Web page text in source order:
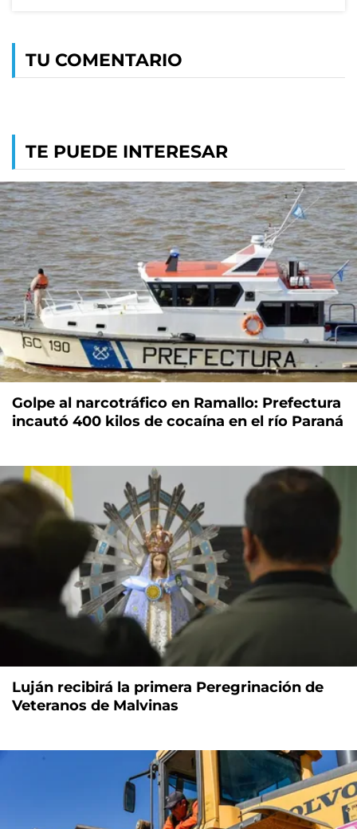
TU COMENTARIO
TE PUEDE INTERESAR
Golpe al narcotráfico en Ramallo: Prefectura
incautó 400 kilos de cocaína en el río Paraná
Luján recibirá la primera Peregrinación de
Veteranos de Malvinas